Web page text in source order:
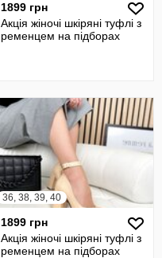
1899 грн
Акція жіночі шкіряні туфлі з
ременцем на підборах
36, 38, 39, 40
1899 грн
Акція жіночі шкіряні туфлі з
ременцем на підборах